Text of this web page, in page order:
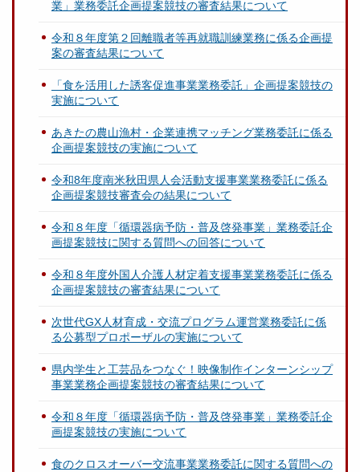
業」業務委託企画提案競技の審査結果について
令和８年度第２回離職者等再就職訓練業務に係る企画提
案の審査結果について
「食を活用した誘客促進事業業務委託」企画提案競技の
実施について
あきたの農山漁村・企業連携マッチング業務委託に係る
企画提案競技の実施について
令和8年度南米秋田県人会活動支援事業業務委託に係る
企画提案競技審査会の結果について
令和８年度「循環器病予防・普及啓発事業」業務委託企
画提案競技に関する質問への回答について
令和８年度外国人介護人材定着支援事業業務委託に係る
企画提案競技の審査結果について
次世代GX人材育成・交流プログラム運営業務委託に係
る公募型プロポーザルの実施について
県内学生と工芸品をつなぐ！映像制作インターンシップ
事業業務企画提案競技の審査結果について
令和８年度「循環器病予防・普及啓発事業」業務委託企
画提案競技の実施について
食のクロスオーバー交流事業業務委託に関する質問への